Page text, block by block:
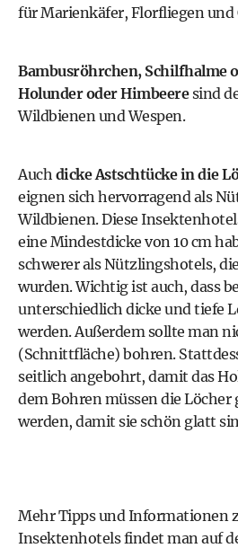
für Marienkäfer, Florfliegen und
Bambusröhrchen, Schilfhalme
Holunder oder Himbeeresind
Wildbienen und Wespen.
Auch dicke Astschtücke in die
eignen sich hervorragend als
Wildbienen. Diese
eine Mindestdicke von 10 cm
schwerer als Nützlingshotels,
wurden. Wichtig ist auch, dass
unterschiedlich dicke und tiefe
werden. Außerdem sollte man
(Schnittfläche) bohren.
seitlich angebohrt, damit das
dem Bohren müssen die
werden, damit sie schön glatt
Mehr Tipps und Informationen
Insektenhotels findet man auf